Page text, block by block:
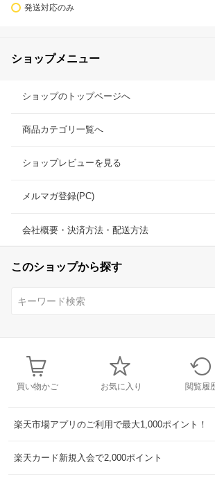
発送対応のみ
ショップメニュー
ショップのトップページへ
商品カテゴリ一覧へ
ショップレビューを見る
メルマガ登録(PC)
会社概要・決済方法・配送方法
このショップから探す
買い物かご お気に入り 閲覧履
楽天市場アプリのご利用で最大1,000ポイント！
楽天カード新規入会で2,000ポイント